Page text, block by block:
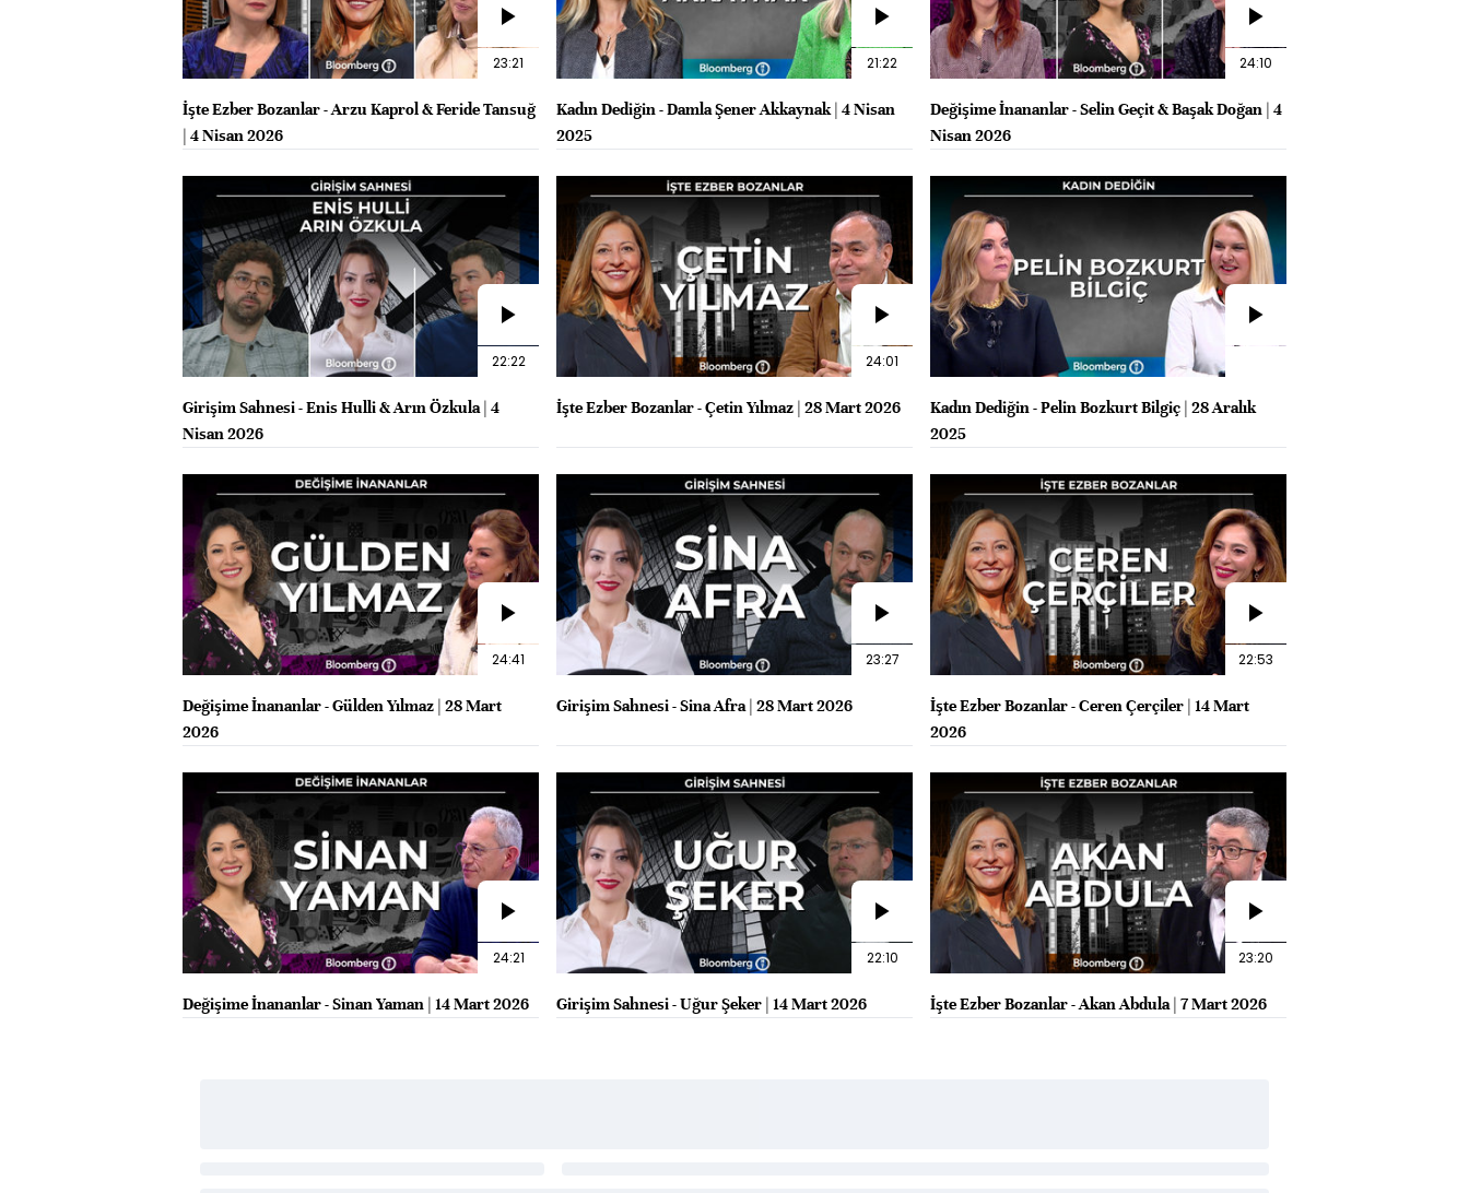
23:21
İşte Ezber Bozanlar - Arzu Kaprol & Feride Tansuğ
| 4 Nisan 2026
21:22
Kadın Dediğin - Damla Şener Akkaynak | 4 Nisan
2025
24:10
Değişime İnananlar - Selin Geçit & Başak Doğan | 4
Nisan 2026
22:22
Girişim Sahnesi - Enis Hulli & Arın Özkula | 4
Nisan 2026
24:01
İşte Ezber Bozanlar - Çetin Yılmaz | 28 Mart 2026
Kadın Dediğin - Pelin Bozkurt Bilgiç | 28 Aralık
2025
24:41
Değişime İnananlar - Gülden Yılmaz | 28 Mart
2026
23:27
Girişim Sahnesi - Sina Afra | 28 Mart 2026
22:53
İşte Ezber Bozanlar - Ceren Çerçiler | 14 Mart
2026
24:21
Değişime İnananlar - Sinan Yaman | 14 Mart 2026
22:10
Girişim Sahnesi - Uğur Şeker | 14 Mart 2026
23:20
İşte Ezber Bozanlar - Akan Abdula | 7 Mart 2026